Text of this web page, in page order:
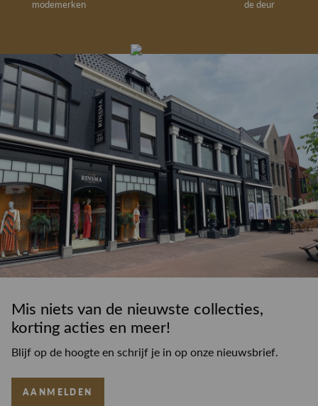
modemerken
de deur
drankje
Gratis retourneren in
de winkel
Deskundig
kledingadvies
Mis niets van de nieuwste collecties,
korting acties en meer!
Blijf op de hoogte en schrijf je in op onze nieuwsbrief.
AANMELDEN